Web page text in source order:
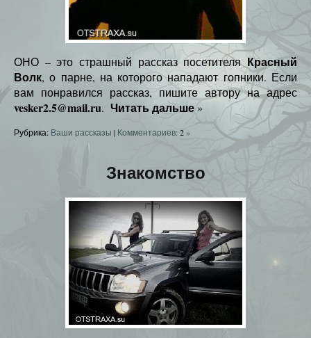
ОНО – это страшный рассказ посетителя Красный
Волк, о парне, на которого нападают гопники. Если
вам понравился рассказ, пишите автору на адрес
vesker2.5@mail.ru. Читать дальше»
Рубрика: Ваши рассказы | Комментариев:2»
Знакомство